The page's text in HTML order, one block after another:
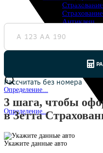
Определение...
Определение...
Антиклещ
Телемедицина
Страховые
получите
3 шага, чтобы
в Зетта
Укажите данные авто